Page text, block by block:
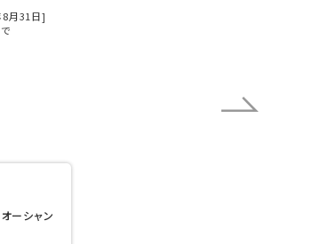
月31日]
オーシャン